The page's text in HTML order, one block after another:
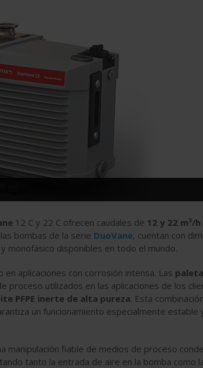
12 C y 22 C ofrecen caudales de 12 y 22 m³/h
bombas de la serie DuoVane, cuentan con
monofásico disponibles en todo el mundo.
aplicaciones con corrosión intensa. Las
proceso utilizados en las aplicaciones de los
PFPE inerte de alta pureza. Esta
un funcionamiento especialmente estable
manipulación fiable de medios de proceso
tanto la entrada de aire en la bomba como